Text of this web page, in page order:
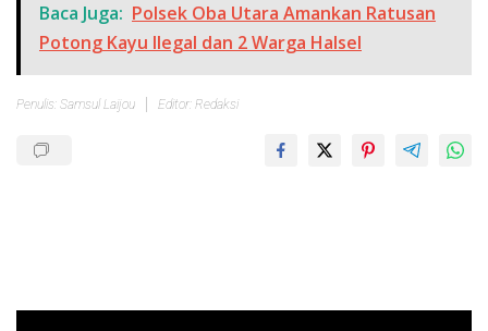
Baca Juga: Polsek Oba Utara Amankan Ratusan
Potong Kayu Ilegal dan 2 Warga Halsel
Penulis: Samsul Laijou Editor: Redaksi